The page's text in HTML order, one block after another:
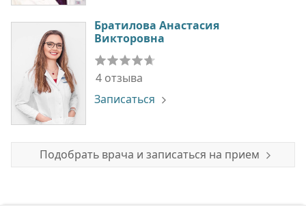
Братилова Анастасия
Викторовна
4 отзыва
Записаться
Подобрать врача и записаться на прием